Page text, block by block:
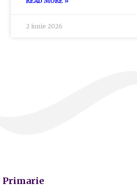
2 iunie 2026
Primarie